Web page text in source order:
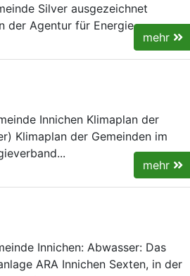
Silver ausgezeichnet
der Agentur für Energie...
mehr
Innichen ​Klimaplan der
Klimaplan der Gemeinden im
mehr
Innichen: Abwasser: Das
ARA Innichen Sexten, in der